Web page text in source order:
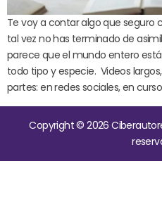
Te voy a contar algo que
tal vez no has terminado de
parece que el mundo entero
todo tipo y especie. Videos
partes: en redes sociales, en
Copyright © 2026